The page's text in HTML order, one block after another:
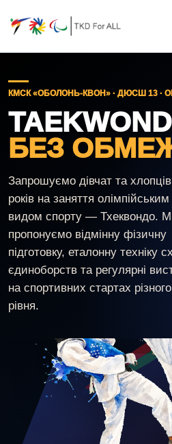
КМСК «ОБОЛОНЬ-КВОН» · ДЮСШ 13 ·
БЕЗ
Запрошуємо дівчат та
років на заняття олімпійським
видом спорту — Тхеквондо.
пропонуємо відмінну фізичну
підготовку, еталонну техніку
єдиноборств та регулярні
на спортивних стартах різного
рівня.